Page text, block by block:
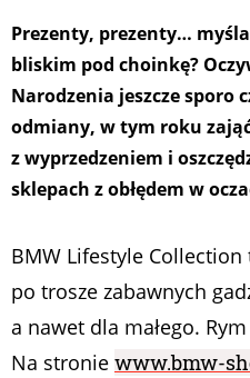
Prezenty, prezenty…
bliskim pod choinkę?
Narodzenia jeszcze sporo
odmiany, w tym roku
z wyprzedzeniem i
sklepach z obłędem w
BMW Lifestyle
po trosze zabawnych
a nawet dla małego.
Na stronie www.bmw-